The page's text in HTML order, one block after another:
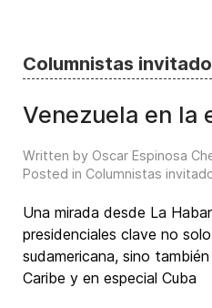
Columnistas
Venezuela en la
Written by Oscar Espinosa
Posted in Columnistas
Una mirada desde La
presidenciales clave no
sudamericana, sino
Caribe y en especial Cuba